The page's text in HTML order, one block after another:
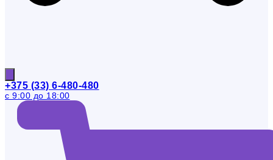
+375 (33) 6-480-480
с 9:00 до 18:00